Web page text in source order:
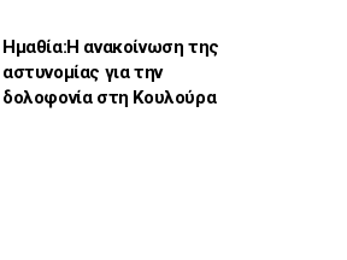
Ημαθία:Η ανακοίνωση της
αστυνομίας για την
δολοφονία στη Κουλούρα